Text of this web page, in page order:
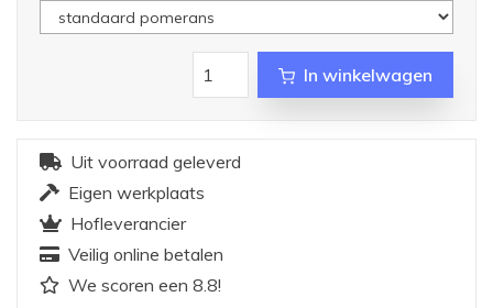
In winkelwagen
Uit voorraad geleverd
Eigen werkplaats
Hofleverancier
Veilig online betalen
We scoren een 8.8!